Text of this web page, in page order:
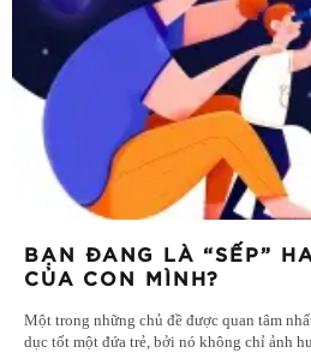
BẠN ĐANG LÀ “SẾP”
CỦA CON MÌNH?
Một trong những chủ đề được quan tâm
dục tốt một đứa trẻ, bởi nó không chỉ ảnh